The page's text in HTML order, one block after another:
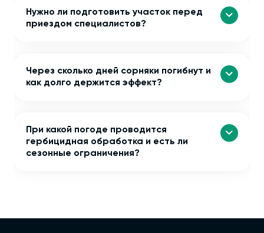
Нужно ли подготовить участок перед
приездом специалистов?
Через сколько дней сорняки погибнут и
как долго держится эффект?
При какой погоде проводится
гербицидная обработка и есть ли
сезонные ограничения?